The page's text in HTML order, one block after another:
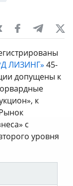
ЛИЗИНГ» 45-
допущены к
к
с
уровня